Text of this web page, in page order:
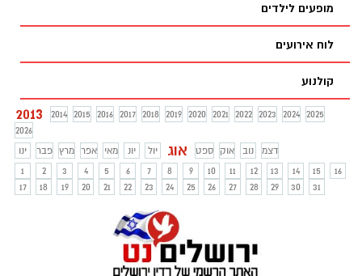
מופעים לילדים
לוח אירועים
קולנוע
2013 2014 2015 2016 2017 2018 2019 2020 2021 2022 2023 2024 2025
2026
ינו
פבר מרץ אפר מאי יונ יול אוג ספט אוק נוב
דצמ
1
2 3 4 5 6 7 8 9 10 11 12 13 14 15
16
17
18 19 20 21 22 23 24 25 26 27 28 29 30 31